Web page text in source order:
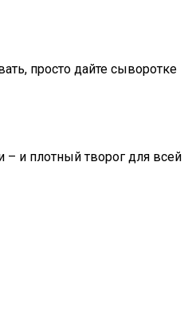
просто дайте сыворотке
– и плотный творог для всей